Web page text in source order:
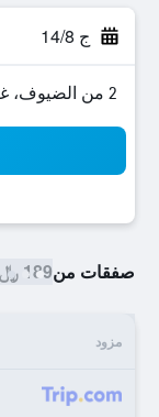
ج 14/8
2 من الضيوف، غرفة واحدة
صفقات من189 ﷼
مزود